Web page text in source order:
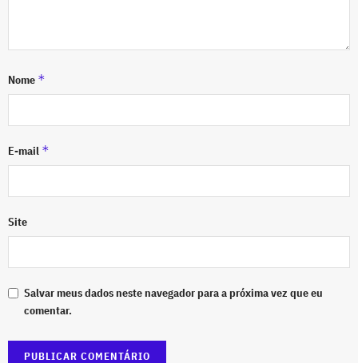
Nome *
E-mail *
Site
Salvar meus dados neste navegador para a próxima vez que eu
comentar.